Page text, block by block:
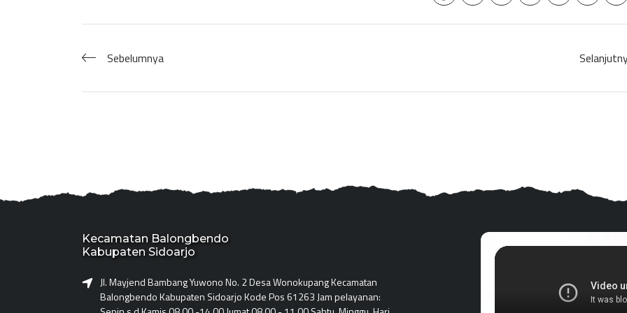
Sebelumnya
Kecamatan Balongbendo
Kabupaten Sidoarjo
Jl. Mayjend Bambang Yuwono No. 2 Desa Wonokupang Kecamatan
Balongbendo Kabupaten Sidoarjo Kode Pos 61263 Jam pelayanan: